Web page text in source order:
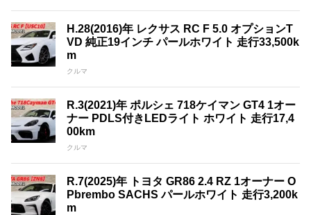
H.28(2016)年 レクサス RC F 5.0 オプションT
VD 純正19インチ パールホワイト 走行33,500k
m
クルマ
R.3(2021)年 ポルシェ 718ケイマン GT4 1オー
ナー PDLS付きLEDライト ホワイト 走行17,4
00km
クルマ
R.7(2025)年 トヨタ GR86 2.4 RZ 1オーナー O
Pbrembo SACHS パールホワイト 走行3,200k
m